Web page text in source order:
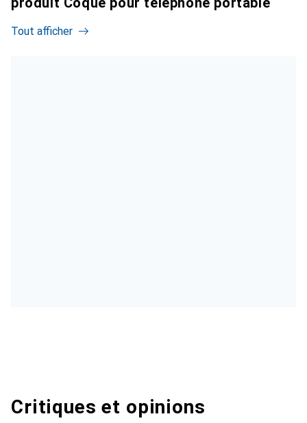
Tout afficher
Critiques et opinions